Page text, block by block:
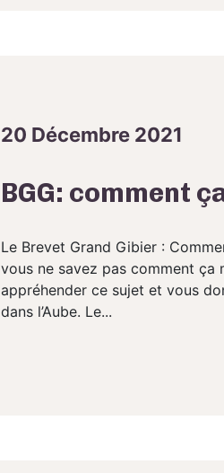
20 Décembre 2021
BGG: comment
Le Brevet Grand Gibier :
vous ne savez pas comment ça
appréhender ce sujet et vous
dans l’Aube. Le...